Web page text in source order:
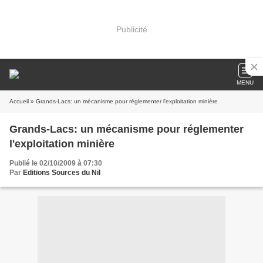
Publicité
MENU
Accueil » Grands-Lacs: un mécanisme pour réglementer l'exploitation minière
Grands-Lacs: un mécanisme pour réglementer
l'exploitation minière
Publié le 02/10/2009 à 07:30
Par Editions Sources du Nil